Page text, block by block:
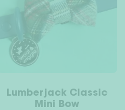
Lumberjack Classic
Mini Bow